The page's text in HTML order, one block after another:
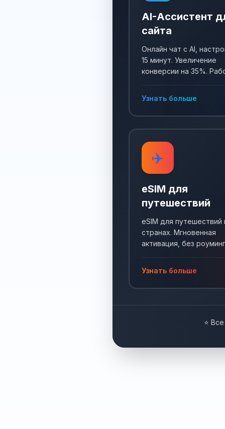
AI-Ассистент
сайта
Онлайн чат с AI,
15 минут. Увеличение
конверсии на 35%.
Узнать больше
✈️
eSIM для
путешествий
eSIM для путешествий
странах. Мгновенная
активация, без
Узнать больше
⭐